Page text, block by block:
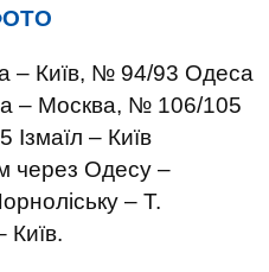
– Київ, № 94/93 Одеса
– Москва, № 106/105
– Київ
через Одесу –
– Т.
Київ.